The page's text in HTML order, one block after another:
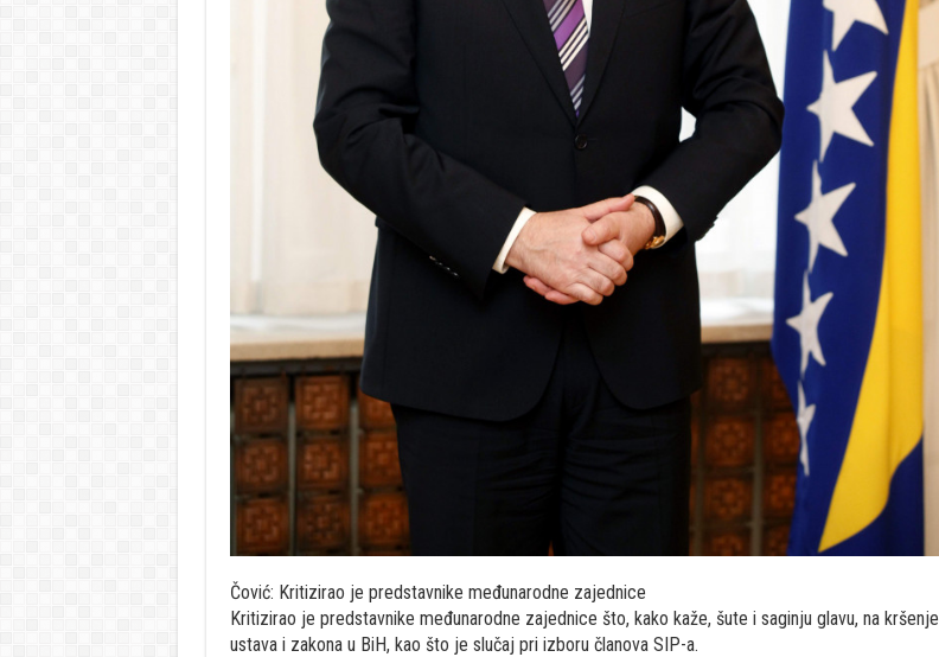
Čović: Kritizirao je predstavnike međunarodne zajednice
Kritizirao je predstavnike međunarodne zajednice što, kako kaže, šute i saginju glavu, na kršenje
ustava i zakona u BiH, kao što je slučaj pri izboru članova SIP-a.